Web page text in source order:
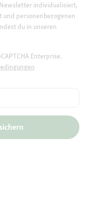
individualisiert,
personenbezogenen
du in unseren
Enterprise.